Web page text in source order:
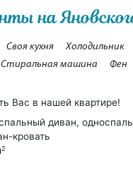
на
Своя кухня
Холодильник
Стиральная машина Фен
Вас в нашей квартире!
диван,
кровать
2